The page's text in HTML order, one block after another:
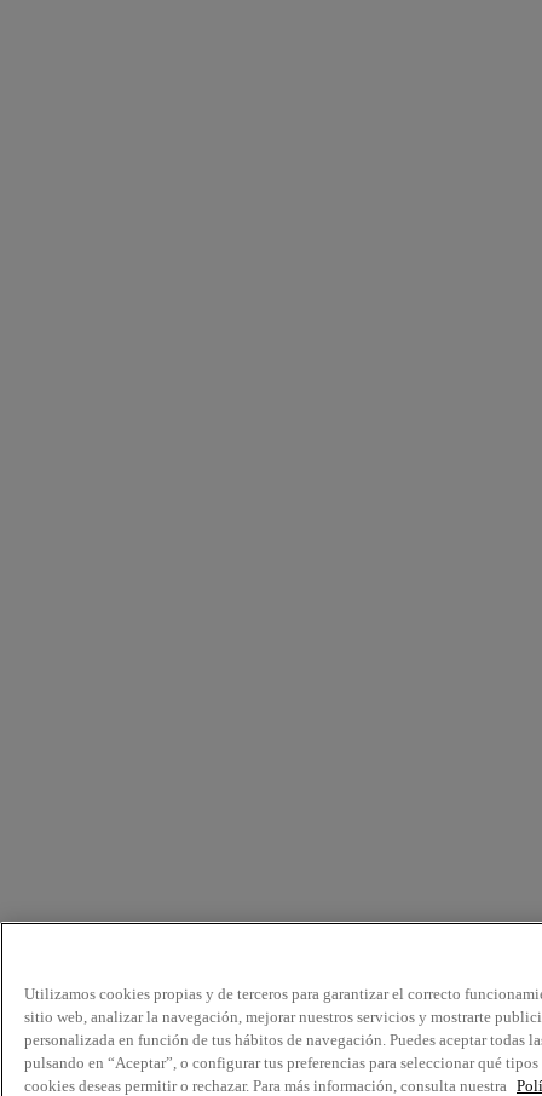
Utilizamos cookies propias y de terceros para garantizar el correcto
sitio web, analizar la navegación, mejorar nuestros servicios y mostrarte
personalizada en función de tus hábitos de navegación. Puedes aceptar todas
pulsando en “Aceptar”, o configurar tus preferencias para seleccionar qué tipos
cookies deseas permitir o rechazar. Para más información, consulta nuestra